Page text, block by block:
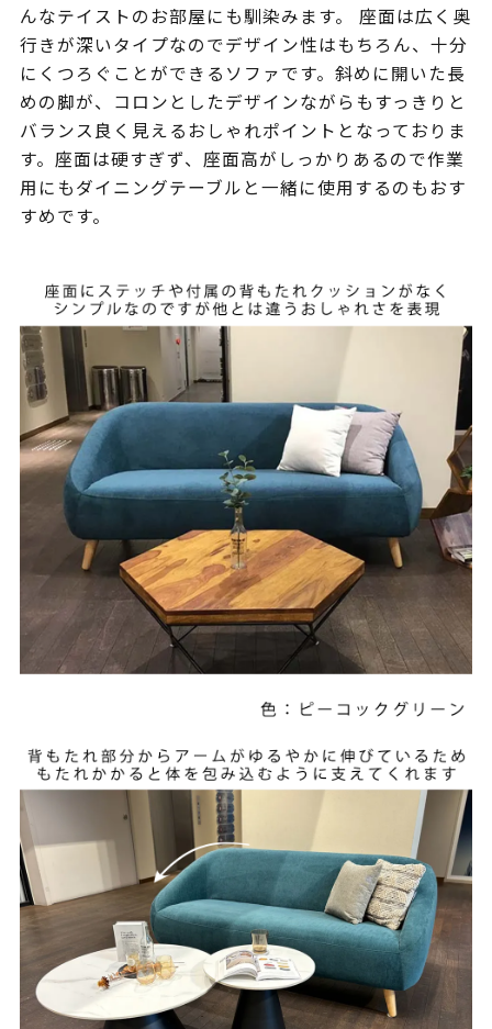
んなテイストのお部屋にも馴染みます。 座面は広く奥
行きが深いタイプなのでデザイン性はもちろん、十分
にくつろぐことができるソファです。斜めに開いた長
めの脚が、コロンとしたデザインながらもすっきりと
バランス良く見えるおしゃれポイントとなっておりま
す。座面は硬すぎず、座面高がしっかりあるので作業
用にもダイニングテーブルと一緒に使用するのもおす
すめです。